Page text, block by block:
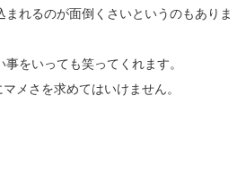
まれるのが面倒くさいというのもありま
をいっても笑ってくれます。
メさを求めてはいけません。